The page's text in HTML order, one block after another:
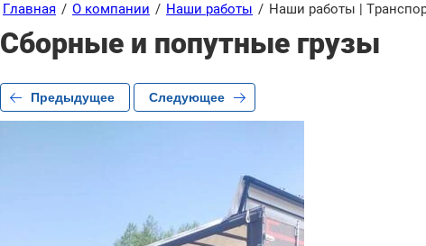
Главная / О компании / Наши работы / Наши работы |
Сборные и попутные грузы
Предыдущее Следующее